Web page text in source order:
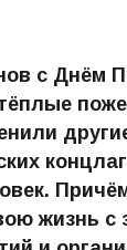
с Днём
жизнь